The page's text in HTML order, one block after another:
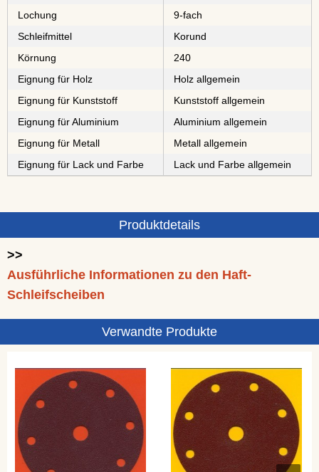
Lochung
9-fach
Schleifmittel
⁠⁠⁠Korund
Körnung
240
Eignung für Holz
Holz allgemein
Eignung für Kunststoff
Kunststoff allgemein
Eignung für Aluminium
Aluminium allgemein
Eignung für Metall
Metall allgemein
Eignung für Lack und Farbe
Lack und Farbe allgemein
Produktdetails
>>
Ausführliche Informationen zu den Haft-
Schleifscheiben
Verwandte Produkte